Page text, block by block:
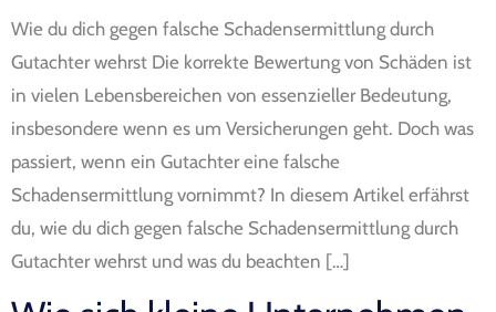
Wie du dich gegen falsche Schadensermittlung durch
Gutachter wehrst Die korrekte Bewertung von Schäden ist
in vielen Lebensbereichen von essenzieller Bedeutung,
insbesondere wenn es um Versicherungen geht. Doch was
passiert, wenn ein Gutachter eine falsche
Schadensermittlung vornimmt? In diesem Artikel erfährst
du, wie du dich gegen falsche Schadensermittlung durch
Gutachter wehrst und was du beachten […]